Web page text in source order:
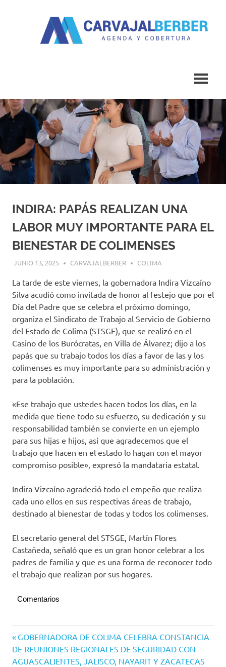
INDIRA: PAPÁS REALIZAN UNA
LABOR MUY IMPORTANTE PARA EL
BIENESTAR DE COLIMENSES
JUNIO 13, 2025 CARVAJALBERBER COLIMA
La tarde de este viernes, la gobernadora Indira Vizcaíno
Silva acudió como invitada de honor al festejo que por el
Día del Padre que se celebra el próximo domingo,
organiza el Sindicato de Trabajo al Servicio de Gobierno
del Estado de Colima (STSGE), que se realizó en el
Casino de los Burócratas, en Villa de Álvarez; dijo a los
papás que su trabajo todos los días a favor de las y los
colimenses es muy importante para su administración y
para la población.
«Ese trabajo que ustedes hacen todos los días, en la
medida que tiene todo su esfuerzo, su dedicación y su
responsabilidad también se convierte en un ejemplo
para sus hijas e hijos, así que agradecemos que el
trabajo que hacen en el estado lo hagan con el mayor
compromiso posible», expresó la mandataria estatal.
Indira Vizcaíno agradeció todo el empeño que realiza
cada uno ellos en sus respectivas áreas de trabajo,
destinado al bienestar de todas y todos los colimenses.
El secretario general del STSGE, Martín Flores
Castañeda, señaló que es un gran honor celebrar a los
padres de familia y que es una forma de reconocer todo
el trabajo que realizan por sus hogares.
Comentarios
Navegación
de
Entrada
anterior:
GOBERNADORA DE COLIMA CELEBRA CONSTANCIA
DE REUNIONES REGIONALES DE SEGURIDAD CON
AGUASCALIENTES, JALISCO, NAYARIT Y ZACATECAS